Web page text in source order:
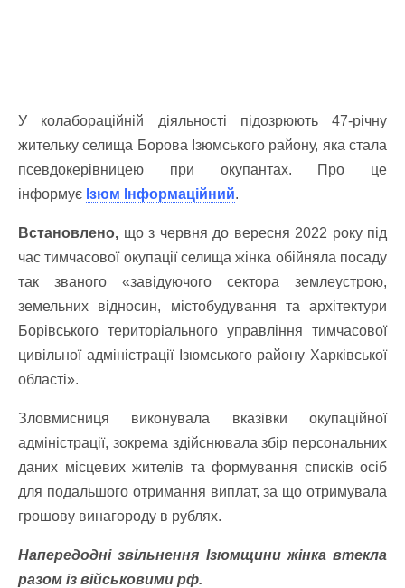
У колабораційній діяльності підозрюють 47-річну
жительку селища Борова Ізюмського району, яка стала
псевдокерівницею при окупантах. Про це
інформує Ізюм Інформаційний.
Встановлено, що з червня до вересня 2022 року під
час тимчасової окупації селища жінка обійняла посаду
так званого «завідуючого сектора землеустрою,
земельних відносин, містобудування та архітектури
Борівського територіального управління тимчасової
цивільної адміністрації Ізюмського району Харківської
області».
Зловмисниця виконувала вказівки окупаційної
адміністрації, зокрема здійснювала збір персональних
даних місцевих жителів та формування списків осіб
для подальшого отримання виплат, за що отримувала
грошову винагороду в рублях.
Напередодні звільнення Ізюмщини жінка втекла
разом із військовими рф.